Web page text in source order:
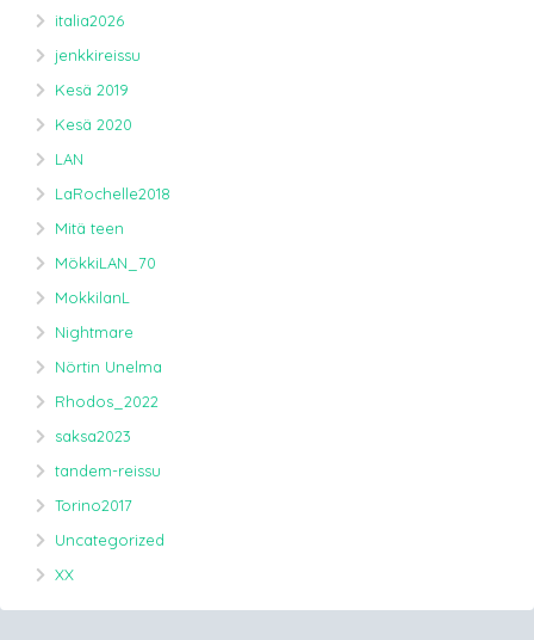
italia2026
jenkkireissu
Kesä 2019
Kesä 2020
LAN
LaRochelle2018
Mitä teen
MökkiLAN_70
MokkilanL
Nightmare
Nörtin Unelma
Rhodos_2022
saksa2023
tandem-reissu
Torino2017
Uncategorized
XX